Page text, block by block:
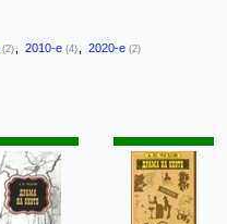
(2) 2010-е (4) 2020-е (2)